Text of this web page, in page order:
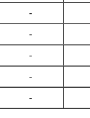
-
-
-
-
-